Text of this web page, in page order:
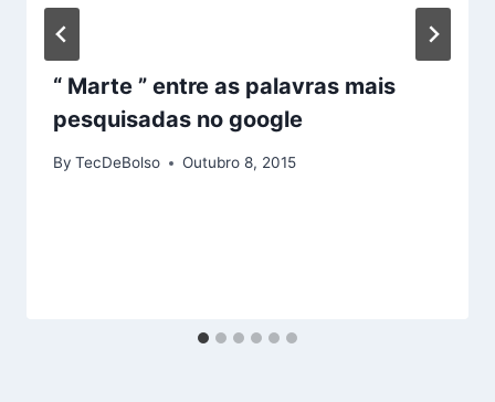
“ Marte ” entre as palavras mais
pesquisadas no google
By TecDeBolso Outubro 8, 2015